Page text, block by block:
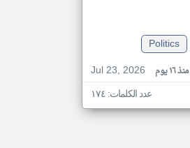
Politics
Jul 23, 2026
منذ ١٦ يوم
عدد الكلمات: ١٧٤